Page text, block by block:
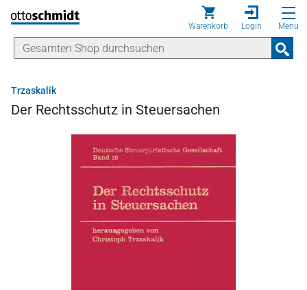
Direkt zum Inhalt
Warenkorb Login Menü
Trzaskalik
Der Rechtsschutz in Steuersachen